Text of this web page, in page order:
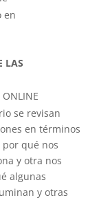
en
LAS
ONLINE
se revisan
en términos
qué nos
y otra nos
algunas
y otras